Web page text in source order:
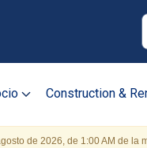
Construction &
de 2026, de 1:00 AM de